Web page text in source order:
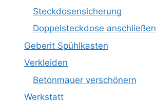
Steckdosensicherung
Doppelsteckdose anschließen
Geberit Spühlkasten
Verkleiden
Betonmauer verschönern
Werkstatt